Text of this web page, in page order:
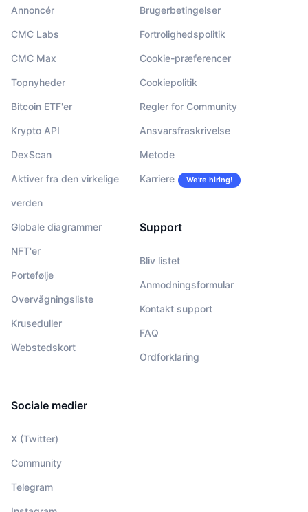
Annoncér
CMC Labs
CMC Max
Topnyheder
Bitcoin ETF'er
Krypto API
DexScan
Aktiver fra den virkelige
verden
Globale diagrammer
NFT'er
Portefølje
Overvågningsliste
Kruseduller
Webstedskort
Brugerbetingelser
Fortrolighedspolitik
Cookie-præferencer
Cookiepolitik
Regler for Community
Ansvarsfraskrivelse
Metode
Karriere We’re hiring!
Support
Bliv listet
Anmodningsformular
Kontakt support
FAQ
Ordforklaring
Sociale medier
X (Twitter)
Community
Telegram